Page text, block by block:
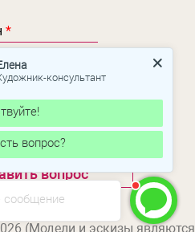
*
персональных
новостной и
(Модели и эскизы являются
сообщение
консультант
вопрос?